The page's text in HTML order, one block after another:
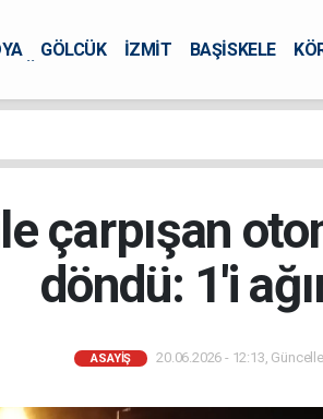
GÖLCÜK İZMİT BAŞİSKELE
çarpışan
döndü: 1'i
ASAYİŞ 20.06.2026 - 12:13,